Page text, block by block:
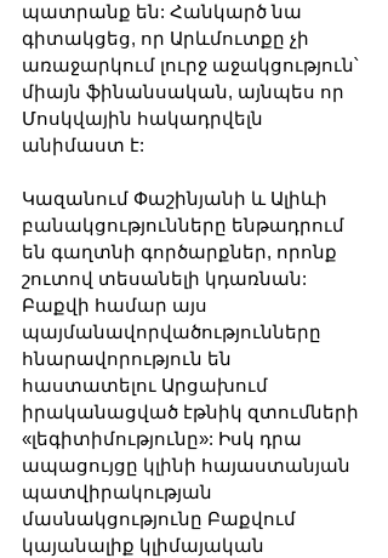
պատրանք են: Հանկարծ նա
գիտակցեց, որ Արևմուտքը չի
առաջարկում լուրջ աջակցություն՝
միայն ֆինանսական, այնպես որ
Մոսկվային հակադրվելն
անիմաստ է:
Կազանում Փաշինյանի և Ալիևի
բանակցությունները ենթադրում
են գաղտնի գործարքներ, որոնք
շուտով տեսանելի կդառնան:
Բաքվի համար այս
պայմանավորվածությունները
հնարավորություն են
հաստատելու Արցախում
իրականացված էթնիկ զտումների
«լեգիտիմությունը»: Իսկ դրա
ապացույցը կլինի հայաստանյան
պատվիրակության
մասնակցությունը Բաքվում
կայանալիք կլիմայական